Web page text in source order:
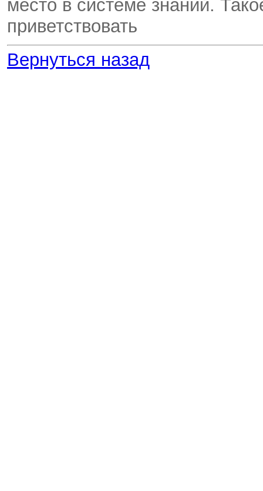
место в системе знаний.
приветствовать
Вернуться назад